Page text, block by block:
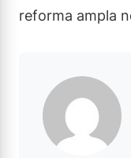
reforma ampla